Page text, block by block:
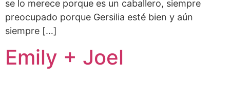
se lo merece porque es un caballero, siempre
preocupado porque Gersilia esté bien y aún
siempre […]
Emily + Joel